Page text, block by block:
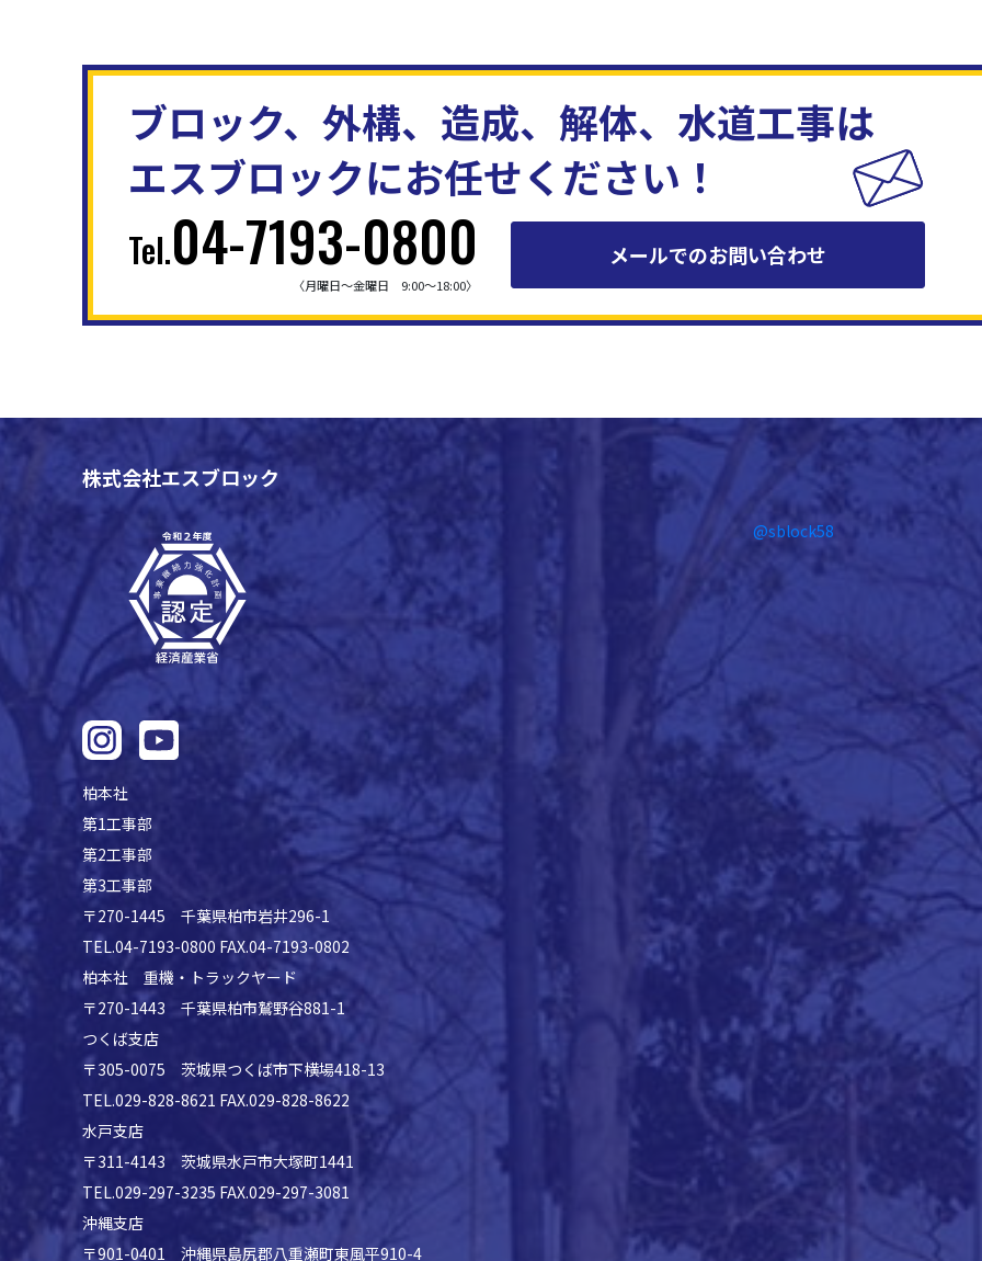
ブロック、外構、造成、解体、水道工事は
エスブロックにお任せください！
04-7193-0800
〈月曜日〜金曜日 9:00〜18:00〉
メールでのお問い合わせ
株式会社エスブロック
柏本社
第1工事部
第2工事部
第3工事部
〒270-1445 千葉県柏市岩井296-1
TEL.04-7193-0800 FAX.04-7193-0802
柏本社 重機・トラックヤード
〒270-1443 千葉県柏市鷲野谷881-1
つくば支店
〒305-0075 茨城県つくば市下横場418-13
TEL.029-828-8621 FAX.029-828-8622
水戸支店
〒311-4143 茨城県水戸市大塚町1441
TEL.029-297-3235 FAX.029-297-3081
沖縄支店
〒901-0401 沖縄県島尻郡八重瀬町東風平910-4
@sblock58